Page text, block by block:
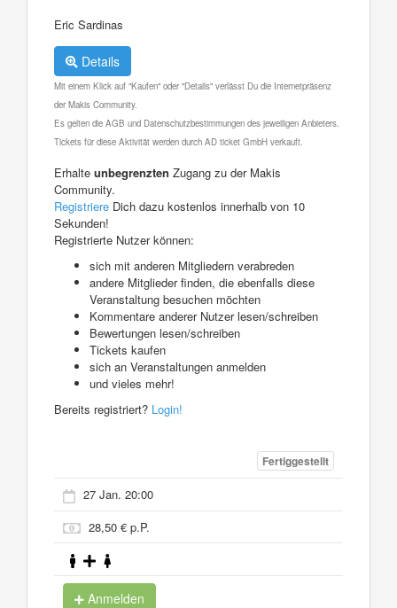
Eric Sardinas
Details
Mit einem Klick auf "Kaufen" oder "Details" verlässt Du die Internetpräsenz
der Makis Community.
Es gelten die AGB und Datenschutzbestimmungen des jeweiligen Anbieters.
Tickets für diese Aktivität werden durch AD ticket GmbH verkauft.
Erhalte unbegrenzten Zugang zu der Makis
Community.
Registriere Dich dazu kostenlos innerhalb von 10
Sekunden!
Registrierte Nutzer können:
sich mit anderen Mitgliedern verabreden
andere Mitglieder finden, die ebenfalls diese
Veranstaltung besuchen möchten
Kommentare anderer Nutzer lesen/schreiben
Bewertungen lesen/schreiben
Tickets kaufen
sich an Veranstaltungen anmelden
und vieles mehr!
Bereits registriert? Login!
Fertiggestellt
27 Jan. 20:00
28,50 € p.P.
Anmelden